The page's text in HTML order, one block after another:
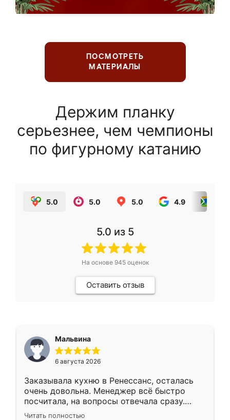
ПОСМОТРЕТЬ
МАТЕРИАЛЫ
Держим планку
серьезнее, чем чемпионы
по фигурному катанию
5.0 5.0 5.0 4.9
5.0 из 5
На основе 945оценок
Оставить отзыв
Мальвина
6 августа 2026
Заказывала кухню в Ренессанс, осталась
очень довольна. Менеджер всё быстро
посчитала, на вопросы отвечала сразу.
Замерщик приехал в субботу, подошёл к
Читать полностью